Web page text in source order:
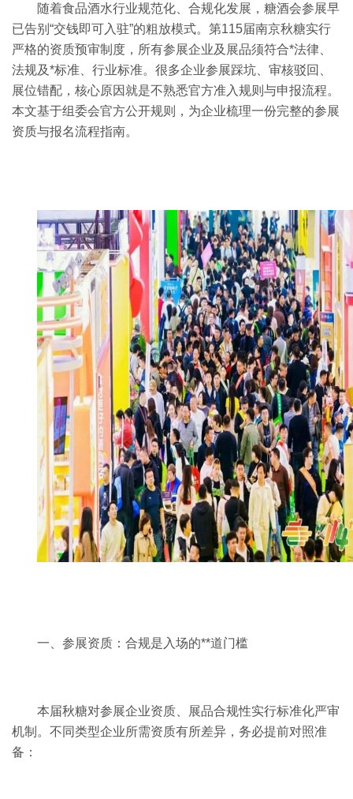
随着食品酒水行业规范化、合规化发展， 糖酒会参展早
已告别“交钱即可入驻”的粗放模式。第115届南京秋糖实行
严格的资质预审制度，所有参展企业及展品须符合*法律、
法规及*标准、行业标准。很多企业参展踩坑、审核驳回、
展位错配，核心原因就是不熟悉官方准入规则与申报流程。
本文基于组委会官方公开规则，为企业梳理一份完整的参展
资质与报名流程指南。
一、参展资质：合规是入场的**道门槛
本届秋糖对参展企业资质、展品合规性实行标准化严审
机制。不同类型企业所需资质有所差异，务必提前对照准
备：